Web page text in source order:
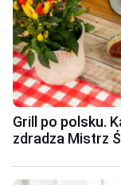
Grill po polsku.
zdradza Mistrz